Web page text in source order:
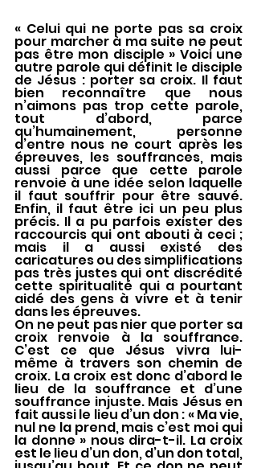
« Celui qui ne porte pas sa croix
pour marcher à ma suite ne peut
pas être mon disciple » Voici une
autre parole qui définit le disciple
de Jésus : porter sa croix. Il faut
bien reconnaître que nous
n’aimons pas trop cette parole,
tout d’abord, parce
qu’humainement, personne
d’entre nous ne court après les
épreuves, les souffrances, mais
aussi parce que cette parole
renvoie à une idée selon laquelle
il faut souffrir pour être sauvé.
Enfin, il faut être ici un peu plus
précis. Il a pu parfois exister des
raccourcis qui ont abouti à ceci ;
mais il a aussi existé des
caricatures ou des simplifications
pas très justes qui ont discrédité
cette spiritualité qui a pourtant
aidé des gens à vivre et à tenir
dans les épreuves.
On ne peut pas nier que porter sa
croix renvoie à la souffrance.
C’est ce que Jésus vivra lui-
même à travers son chemin de
croix. La croix est donc d’abord le
lieu de la souffrance et d’une
souffrance injuste. Mais Jésus en
fait aussi le lieu d’un don : « Ma vie,
nul ne la prend, mais c’est moi qui
la donne » nous dira-t-il. La croix
est le lieu d’un don, d’un don total,